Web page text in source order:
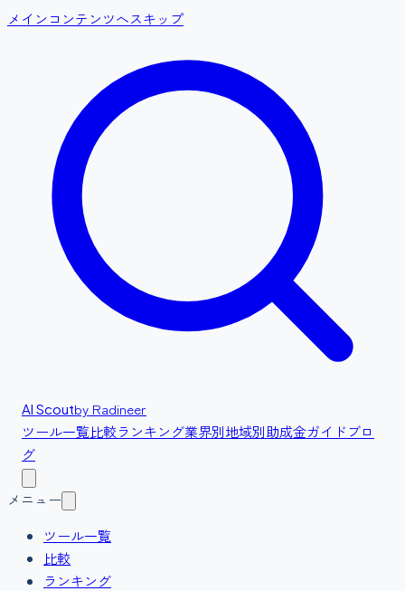
メインコンテンツへスキップ
AI Scoutby Radineer
ツール一覧比較ランキング業界別地域別助成金ガイドブロ
グ
メニュー
ツール一覧
比較
ランキング